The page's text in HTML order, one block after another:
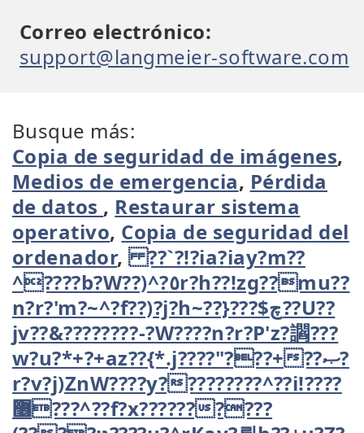
Correo electrónico:
support@langmeier-software.com
Busque más:
Copia de seguridad de imágenes,
Medios de emergencia, Pérdida
de datos , Restaurar sistema
operativo, Copia de seguridad del
ordenador,??`?!?ia?iay?m??
^????b?W??)^?٥r?h??!zg??mu??
n?r?'m?~^?f??)?j?h~??}???$چ??U??
jv??&????????-?W????n?r?P'z?讇???
w?u?*+?+az??{*.j????"???+??ޞ?
r?v?j)ZnW????y?????????^??i!????
޶???^??f?x??????????